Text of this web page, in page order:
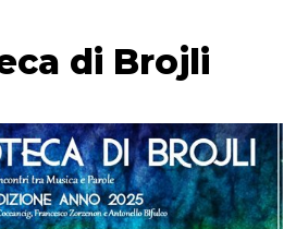
di Brojli